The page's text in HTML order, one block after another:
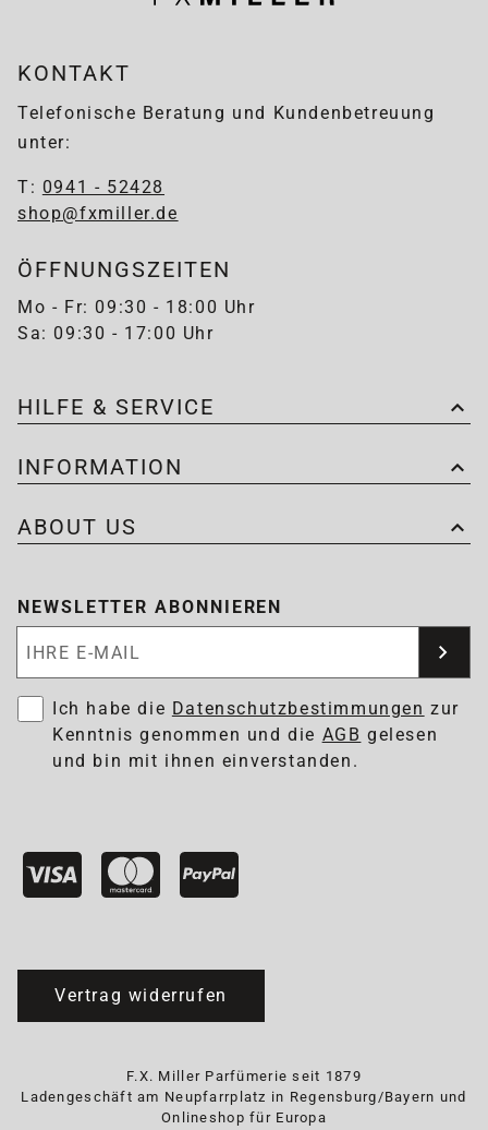
KONTAKT
Telefonische Beratung und Kundenbetreuung
unter:
T: 0941 - 52428
shop@fxmiller.de
ÖFFNUNGSZEITEN
Mo - Fr: 09:30 - 18:00 Uhr
Sa: 09:30 - 17:00 Uhr
HILFE & SERVICE
INFORMATION
ABOUT US
NEWSLETTER ABONNIEREN
Ich habe die Datenschutzbestimmungen zur
Kenntnis genommen und die AGB gelesen
und bin mit ihnen einverstanden.
Vertrag widerrufen
F.X. Miller Parfümerie seit 1879
Ladengeschäft am Neupfarrplatz in Regensburg/Bayern und
Onlineshop für Europa